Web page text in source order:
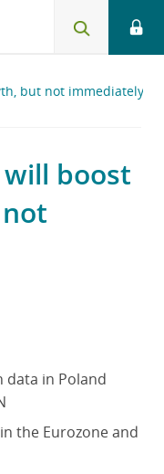
but not immediately
will boost
data in Poland
the Eurozone and